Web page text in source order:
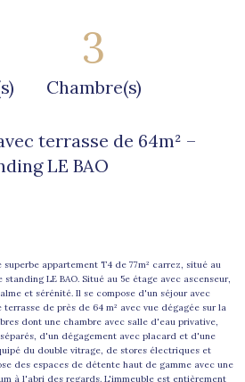
3
Chambre(s)
terrasse de 64m² –
LE BAO
superbe appartement T4 de 77m² carrez, situé au
LE BAO. Situé au 5e étage avec ascenseur,
et sérénité. Il se compose d'un séjour avec
de près de 64 m² avec vue dégagée sur la
dont une chambre avec salle d'eau privative,
d'un dégagement avec placard et d'une
du double vitrage, de stores électriques et
des espaces de détente haut de gamme avec une
à l'abri des regards. L'immeuble est entièrement